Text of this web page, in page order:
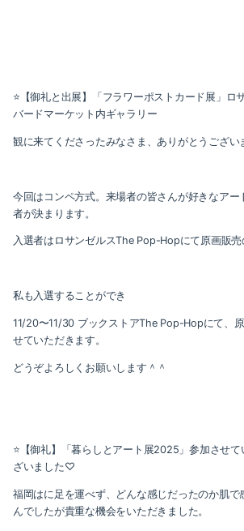
⭐️【御礼と出展】「フラワーポストカード展」
バードマーケット内ギャラリー
観に来てくださったみなさま、ありがとうござ
今回はコンペ方式。来場者の皆さんが好きなアー
者が決まります。
入選者はロサンゼルスThe Pop-Hopにて原画販売
私も入選することができ
11/20〜11/30 ブックストアThe Pop-Hopにて、
せていただきます。
どうぞよろしくお願いします＾＾
⭐️【御礼】「暮らしとアート展2025」参加させ
ざいました♡
福岡はに足を運べず、どんな感じだったのか肌で
んでしたが貴重な機会をいただきました。